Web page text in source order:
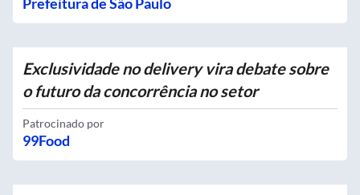
Exclusividade no delivery vira debate sobre
o futuro da concorrência no setor
Patrocinado por
99Food